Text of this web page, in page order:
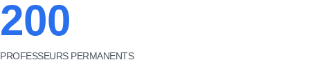
200
PROFESSEURS PERMANENTS